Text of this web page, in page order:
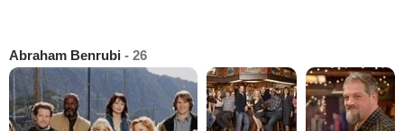
Abraham Benrubi - 26